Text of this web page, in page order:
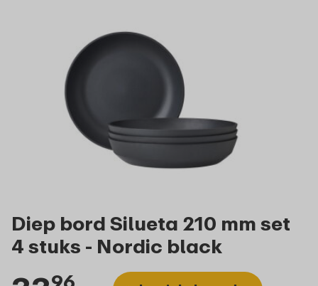
Diep bord Silueta 210 mm set
4 stuks - Nordic black